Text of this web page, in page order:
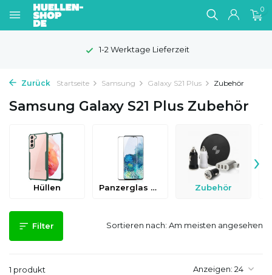
0
1-2 Werktage Lieferzeit
Zurück Startseite Samsung Galaxy S21 Plus Zubehör
Samsung Galaxy S21 Plus Zubehör
Hüllen Panzerglas & Schutzfolien Zubehör
›
Filter
1 produkt Anzeigen:
Sortieren nach: